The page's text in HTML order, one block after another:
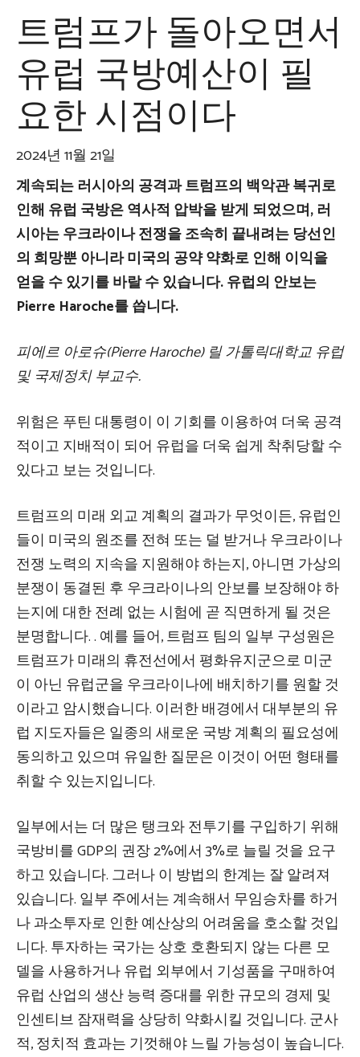
트럼프가 돌아오면서
유럽 국방예산이 필
요한 시점이다
2024년 11월 21일
계속되는 러시아의 공격과 트럼프의 백악관 복귀로
인해 유럽 국방은 역사적 압박을 받게 되었으며, 러
시아는 우크라이나 전쟁을 조속히 끝내려는 당선인
의 희망뿐 아니라 미국의 공약 약화로 인해 이익을
얻을 수 있기를 바랄 수 있습니다. 유럽의 안보는
Pierre Haroche를 씁니다.
피에르 아로슈(Pierre Haroche) 릴 가톨릭대학교 유럽
및 국제정치 부교수.
위험은 푸틴 대통령이 이 기회를 이용하여 더욱 공격
적이고 지배적이 되어 유럽을 더욱 쉽게 착취당할 수
있다고 보는 것입니다.
트럼프의 미래 외교 계획의 결과가 무엇이든, 유럽인
들이 미국의 원조를 전혀 또는 덜 받거나 우크라이나
전쟁 노력의 지속을 지원해야 하는지, 아니면 가상의
분쟁이 동결된 후 우크라이나의 안보를 보장해야 하
는지에 대한 전례 없는 시험에 곧 직면하게 될 것은
분명합니다. . 예를 들어, 트럼프 팀의 일부 구성원은
트럼프가 미래의 휴전선에서 평화유지군으로 미군
이 아닌 유럽군을 우크라이나에 배치하기를 원할 것
이라고 암시했습니다. 이러한 배경에서 대부분의 유
럽 지도자들은 일종의 새로운 국방 계획의 필요성에
동의하고 있으며 유일한 질문은 이것이 어떤 형태를
취할 수 있는지입니다.
일부에서는 더 많은 탱크와 전투기를 구입하기 위해
국방비를 GDP의 권장 2%에서 3%로 늘릴 것을 요구
하고 있습니다. 그러나 이 방법의 한계는 잘 알려져
있습니다. 일부 주에서는 계속해서 무임승차를 하거
나 과소투자로 인한 예산상의 어려움을 호소할 것입
니다. 투자하는 국가는 상호 호환되지 않는 다른 모
델을 사용하거나 유럽 외부에서 기성품을 구매하여
유럽 산업의 생산 능력 증대를 위한 규모의 경제 및
인센티브 잠재력을 상당히 약화시킬 것입니다. 군사
적, 정치적 효과는 기껏해야 느릴 가능성이 높습니다.